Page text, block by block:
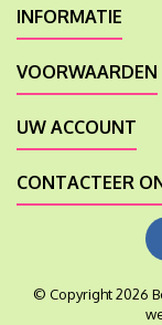
INFORMATIE
VOORWAARDEN
UW ACCOUNT
CONTACTEER
© Copyright 2026